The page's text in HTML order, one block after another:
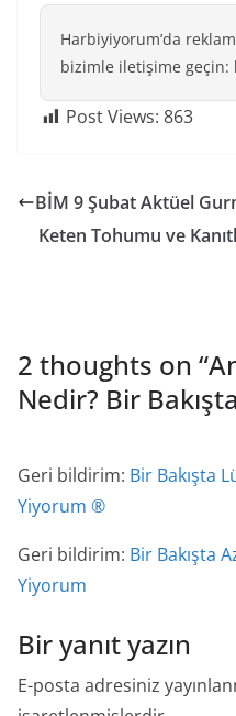
Harbiyiyorum’da
bizimle iletişime geçin:
Post Views: 863
BİM 9 Şubat Aktüel
Keten Tohumu ve
2 thoughts on “
Nedir? Bir
Geri bildirim: Bir Bakışta
Yiyorum ®
Geri bildirim: Bir Bakışta
Yiyorum
Bir yanıt yazın
E-posta adresiniz